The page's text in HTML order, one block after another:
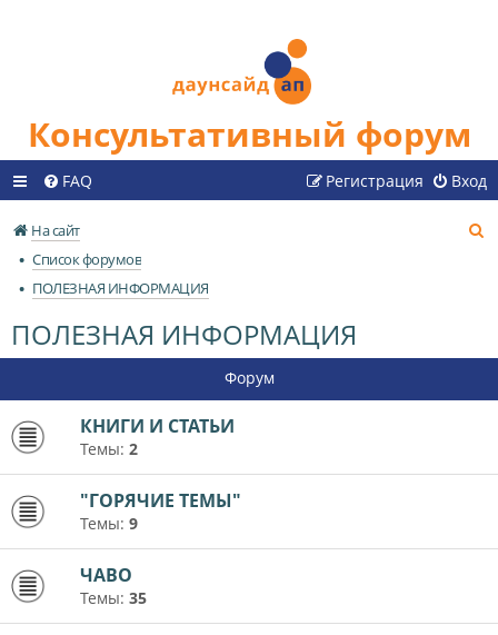
Консультативный форум
FAQ Вход
Регистрация
На сайт
Список форумов
ПОЛЕЗНАЯ ИНФОРМАЦИЯ
ПОЛЕЗНАЯ ИНФОРМАЦИЯ
Форум
КНИГИ И СТАТЬИ
Темы: 2
"ГОРЯЧИЕ ТЕМЫ"
Темы: 9
ЧАВО
Темы: 35